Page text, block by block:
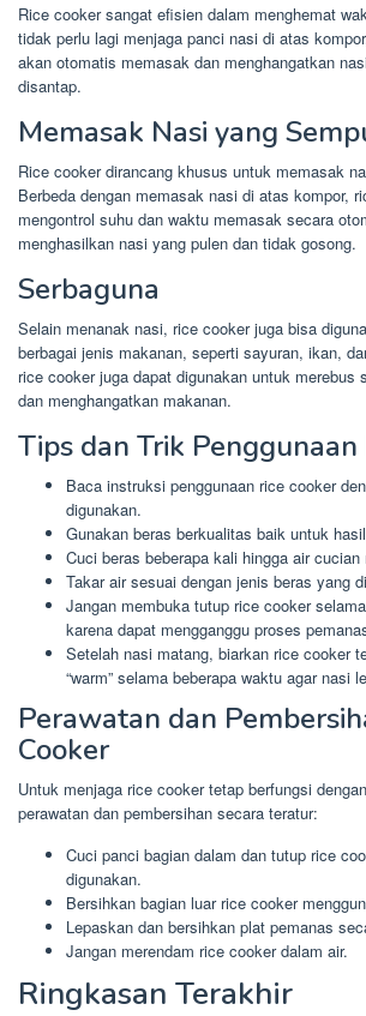
Rice cooker sangat efisien dalam menghemat
tidak perlu lagi menjaga panci nasi di atas
akan otomatis memasak dan menghangatkan
disantap.
Memasak Nasi yang
Rice cooker dirancang khusus untuk memasak
Berbeda dengan memasak nasi di atas kompor,
mengontrol suhu dan waktu memasak secara
menghasilkan nasi yang pulen dan tidak gosong.
Serbaguna
Selain menanak nasi, rice cooker juga bisa
berbagai jenis makanan, seperti sayuran, ikan,
rice cooker juga dapat digunakan untuk merebus
dan menghangatkan makanan.
Tips dan Trik Penggunaan
Baca instruksi penggunaan rice cooker
digunakan.
Gunakan beras berkualitas baik untuk
Cuci beras beberapa kali hingga air cucian
Takar air sesuai dengan jenis beras yang
Jangan membuka tutup rice cooker
karena dapat mengganggu proses
Setelah nasi matang, biarkan rice cooker
“warm” selama beberapa waktu agar nasi
Perawatan dan
Cooker
Untuk menjaga rice cooker tetap berfungsi
perawatan dan pembersihan secara teratur:
Cuci panci bagian dalam dan tutup rice
digunakan.
Bersihkan bagian luar rice cooker
Lepaskan dan bersihkan plat pemanas
Jangan merendam rice cooker dalam air.
Ringkasan Terakhir